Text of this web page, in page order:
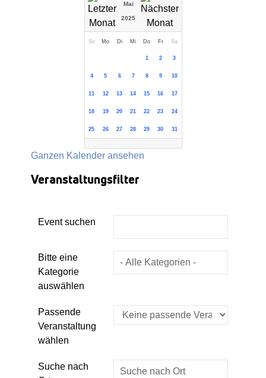
Mai
2025
So Mo Di Mi Do Fr Sa
1 2 3
4 5 6 7 8 9 10
11 12 13 14 15 16 17
18 19 20 21 22 23 24
25 26 27 28 29 30 31
Ganzen Kalender ansehen
Veranstaltungsfilter
Event suchen
Bitte eine
Kategorie
auswählen
Eine Kategorie auswählen um die
Passende
Veranstaltung
wählen
Suche nach